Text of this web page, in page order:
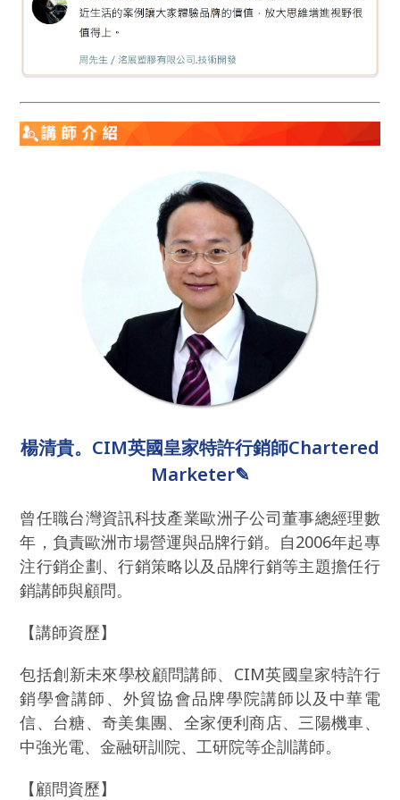
楊清貴。CIM英國皇家特許行銷師Chartered
Marketer✎
曾任職台灣資訊科技產業歐洲子公司董事總經理數
年，負責歐洲市場營運與品牌行銷。自2006年起專
注行銷企劃、行銷策略以及品牌行銷等主題擔任行
銷講師與顧問。
【講師資歷】
包括創新未來學校顧問講師、CIM英國皇家特許行
銷學會講師、外貿協會品牌學院講師以及中華電
信、台糖、奇美集團、全家便利商店、三陽機車、
中強光電、金融研訓院、工研院等企訓講師。
【顧問資歷】